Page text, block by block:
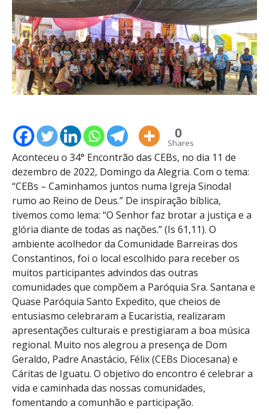
0
Shares
Aconteceu o 34° Encontrão das CEBs, no dia 11 de
dezembro de 2022, Domingo da Alegria. Com o tema:
“CEBs – Caminhamos juntos numa Igreja Sinodal
rumo ao Reino de Deus.” De inspiração bíblica,
tivemos como lema: “O Senhor faz brotar a justiça e a
glória diante de todas as nações.” (Is 61,11). O
ambiente acolhedor da Comunidade Barreiras dos
Constantinos, foi o local escolhido para receber os
muitos participantes advindos das outras
comunidades que compõem a Paróquia Sra. Santana e
Quase Paróquia Santo Expedito, que cheios de
entusiasmo celebraram a Eucaristia, realizaram
apresentações culturais e prestigiaram a boa música
regional. Muito nos alegrou a presença de Dom
Geraldo, Padre Anastácio, Félix (CEBs Diocesana) e
Cáritas de Iguatu. O objetivo do encontro é celebrar a
vida e caminhada das nossas comunidades,
fomentando a comunhão e participação.